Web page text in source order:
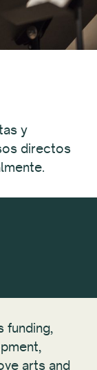
y
directos
funding,
arts and